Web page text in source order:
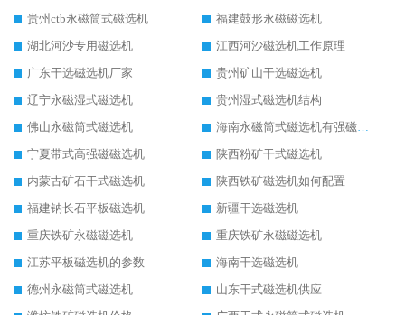
贵州ctb永磁筒式磁选机
福建鼓形永磁磁选机
湖北河沙专用磁选机
江西河沙磁选机工作原理
广东干选磁选机厂家
贵州矿山干选磁选机
辽宁永磁湿式磁选机
贵州湿式磁选机结构
佛山永磁筒式磁选机
海南永磁筒式磁选机有强磁的吗
宁夏带式高强磁磁选机
陕西粉矿干式磁选机
内蒙古矿石干式磁选机
陕西铁矿磁选机如何配置
福建钠长石平板磁选机
新疆干选磁选机
重庆铁矿永磁磁选机
重庆铁矿永磁磁选机
江苏平板磁选机的参数
海南干选磁选机
德州永磁筒式磁选机
山东干式磁选机供应